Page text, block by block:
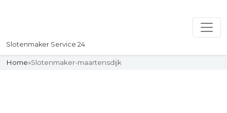
Slotenmaker Service 24
Home»Slotenmaker-maartensdijk